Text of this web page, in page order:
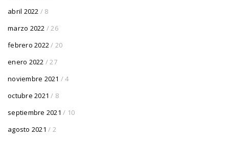
abril 2022 / 8
marzo 2022 / 26
febrero 2022/ 20
enero 2022 / 27
noviembre 2021 / 4
octubre 2021 / 8
septiembre 2021 / 10
agosto 2021 / 2